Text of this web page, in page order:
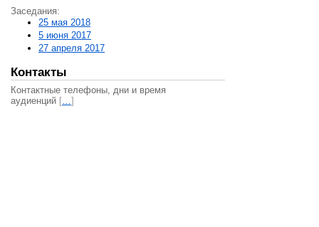
Заседания:
25 мая 2018
5 июня 2017
27 апреля 2017
Контакты
Контактные телефоны, дни и время
аудиенций […]